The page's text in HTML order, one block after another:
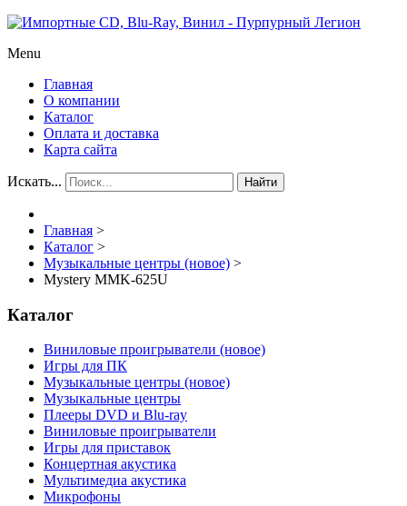
Menu
Главная
О компании
Каталог
Оплата и доставка
Карта сайта
Искать... Найти
Главная >
Каталог >
Музыкальные центры (новое) >
Mystery MMK-625U
Каталог
Виниловые проигрыватели (новое)
Игры для ПК
Музыкальные центры (новое)
Музыкальные центры
Плееры DVD и Blu-ray
Виниловые проигрыватели
Игры для приставок
Концертная акустика
Мультимедиа акустика
Микрофоны